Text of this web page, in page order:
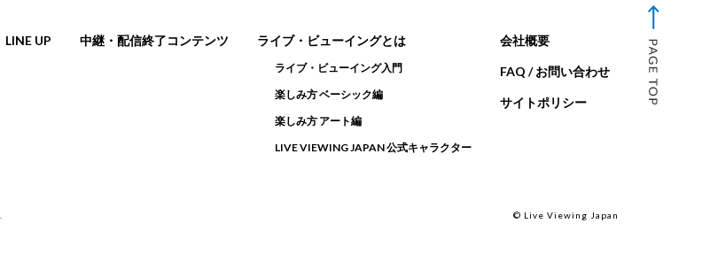
LINE UP 中継・配信終了コンテンツ ライブ・ビューイングとは
ライブ・ビューイング入門
楽しみ方 ベーシック編
楽しみ方 アート編
LIVE VIEWING JAPAN 公式キャラクター
会社概要
FAQ / お問い合わせ
サイトポリシー
© Live Viewing Japan